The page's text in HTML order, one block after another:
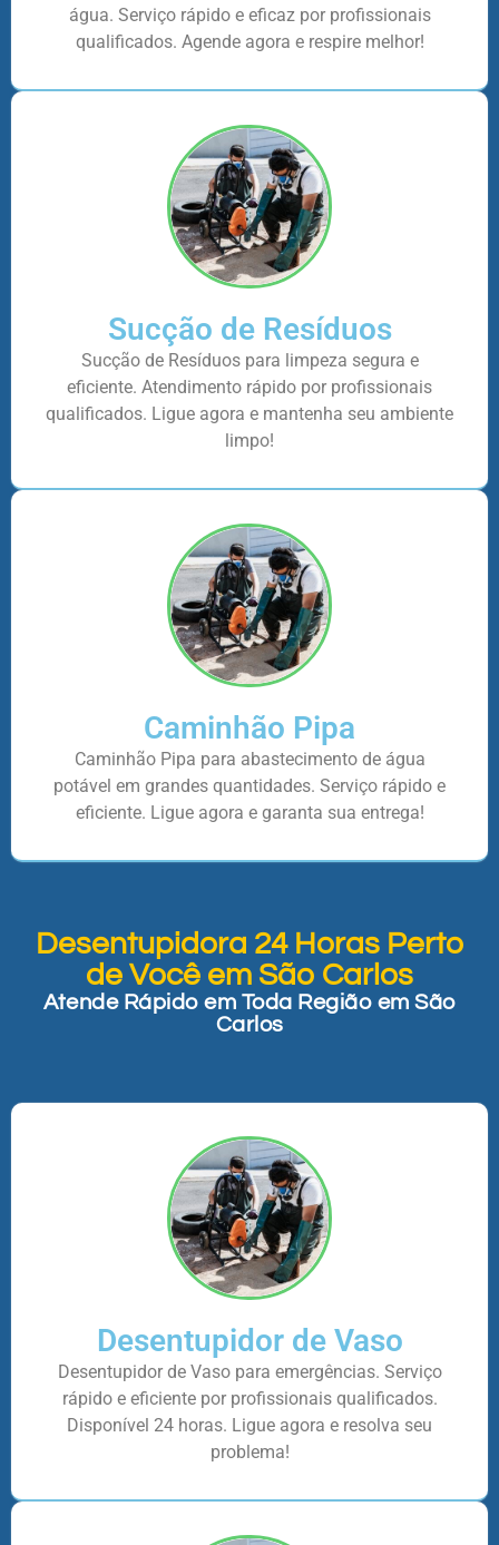
água. Serviço rápido e eficaz por profissionais
qualificados. Agende agora e respire melhor!
Sucção de Resíduos
Sucção de Resíduos para limpeza segura e
eficiente. Atendimento rápido por profissionais
qualificados. Ligue agora e mantenha seu ambiente
limpo!
Caminhão Pipa
Caminhão Pipa para abastecimento de água
potável em grandes quantidades. Serviço rápido e
eficiente. Ligue agora e garanta sua entrega!
Desentupidora 24 Horas Perto
de Você em São Carlos
Atende Rápido em Toda Região em São
Carlos
Desentupidor de Vaso
Desentupidor de Vaso para emergências. Serviço
rápido e eficiente por profissionais qualificados.
Disponível 24 horas. Ligue agora e resolva seu
problema!